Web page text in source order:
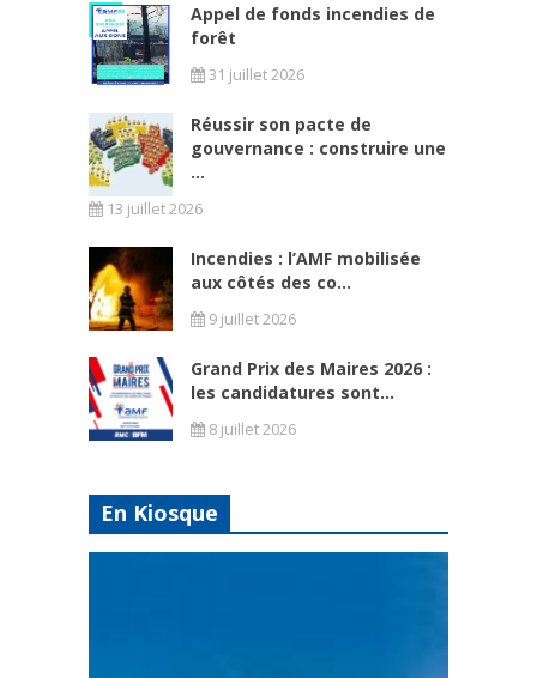
Appel de fonds incendies de
forêt
31 juillet 2026
Réussir son pacte de
gouvernance : construire une
...
13 juillet 2026
Incendies : l’AMF mobilisée
aux côtés des co...
9 juillet 2026
Grand Prix des Maires 2026 :
les candidatures sont...
8 juillet 2026
En Kiosque